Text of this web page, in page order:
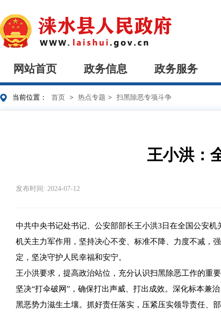
网站首页 政务信息 政务服务
当前位置： 首页 > 热点专题 > 扫黑除恶专项斗争
王小洪：
发布时间: 2024-07-12
中共中央书记处书记、公安部部长王小洪3日在全国公安
机关主力军作用，坚持决心不变、标准不降、力度不减，
定，坚决守护人民幸福和安宁。
王小洪要求，提高政治站位，充分认识扫黑除恶工作的重
坚决“打伞破网”，确保打出声威、打出成效。深化标本兼
黑恶势力滋生土壤。抓好责任落实，压紧压实领导责任、